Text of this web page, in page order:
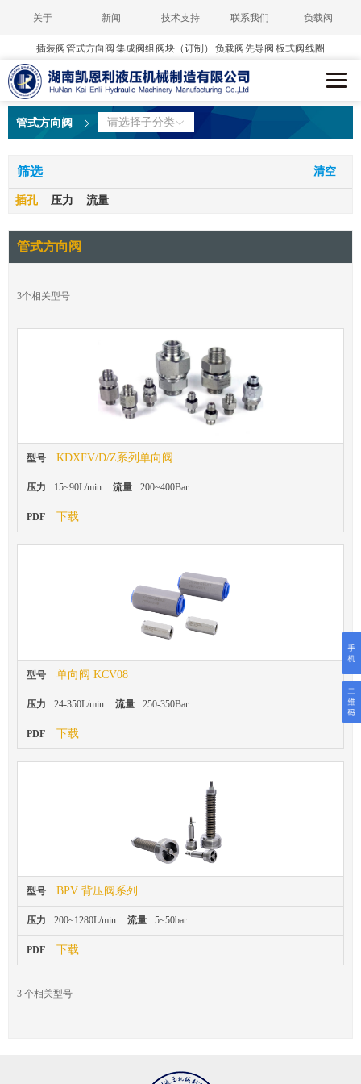
关于 新闻 技术支持 联系我们 负载阀
插装阀 管式方向阀 集成阀组 阀块（订制） 负载阀 先导阀 板式阀 线圈
管式方向阀 请选择子分类
清空
筛选
插孔 压力 流量
管式方向阀
3个相关型号
型号 KDXFV/D/Z系列单向阀
压力 15~90L/min 流量 200~400Bar
PDF 下载
型号 单向阀 KCV08
压力 24-350L/min 流量 250-350Bar
PDF 下载
型号 BPV 背压阀系列
压力 200~1280L/min 流量 5~50bar
PDF 下载
3 个相关型号